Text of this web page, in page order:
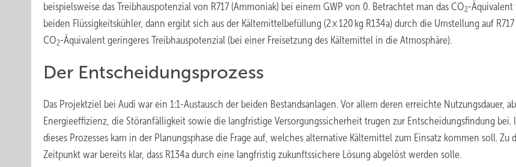
beispielsweise das Treibhauspotenzial von R717 (Ammoniak) bei einem GWP von 0. Betrachtet man das CO2-Äquivalent
beiden Flüssigkeitskühler, dann ergibt sich aus der Kältemittelbefüllung (2 × 120 kg R134a) durch die Umstellung auf
CO2-Äquivalent geringeres Treibhauspotenzial (bei einer Freisetzung des Kältemittel in die Atmosphäre).
Der Entscheidungsprozess
Das Projektziel bei Audi war ein 1:1-Austausch der beiden Bestandsanlagen. Vor allem deren erreichte Nutzungsdauer,
Energieeffizienz, die Störanfälligkeit sowie die langfristige Versorgungssicherheit trugen zur Entscheidungsfindung bei.
dieses Prozesses kam in der Planungsphase die Frage auf, welches alternative Kältemittel zum Einsatz kommen soll. Zu
Zeitpunkt war bereits klar, dass R134a durch eine langfristig zukunftssichere Lösung abgelöst werden solle.